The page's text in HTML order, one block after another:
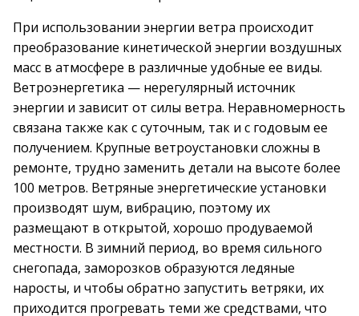
При использовании энергии ветра происходит
преобразование кинетической энергии воздушных
масс в атмосфере в различные удобные ее виды.
Ветроэнергетика — нерегулярный источник
энергии и зависит от силы ветра. Неравномерность
связана также как с суточным, так и с годовым ее
получением. Крупные ветроустановки сложны в
ремонте, трудно заменить детали на высоте более
100 метров. Ветряные энергетические установки
производят шум, вибрацию, поэтому их
размещают в открытой, хорошо продуваемой
местности. В зимний период, во время сильного
снегопада, заморозков образуются ледяные
наросты, и чтобы обратно запустить ветряки, их
приходится прогревать теми же средствами, что